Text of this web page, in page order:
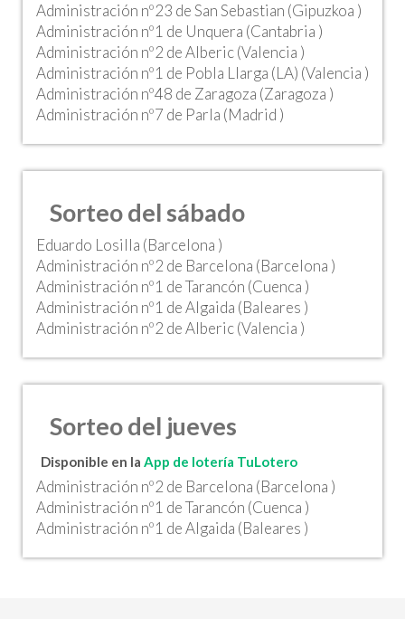
Administración nº23 de San Sebastian (Gipuzkoa )
Administración nº1 de Unquera (Cantabria )
Administración nº2 de Alberic (Valencia )
Administración nº1 de Pobla Llarga (LA) (Valencia )
Administración nº48 de Zaragoza (Zaragoza )
Administración nº7 de Parla (Madrid )
Sorteo del sábado
Eduardo Losilla (Barcelona )
Administración nº2 de Barcelona (Barcelona )
Administración nº1 de Tarancón (Cuenca )
Administración nº1 de Algaida (Baleares )
Administración nº2 de Alberic (Valencia )
Sorteo del jueves
Disponible en la App de lotería TuLotero
Administración nº2 de Barcelona (Barcelona )
Administración nº1 de Tarancón (Cuenca )
Administración nº1 de Algaida (Baleares )